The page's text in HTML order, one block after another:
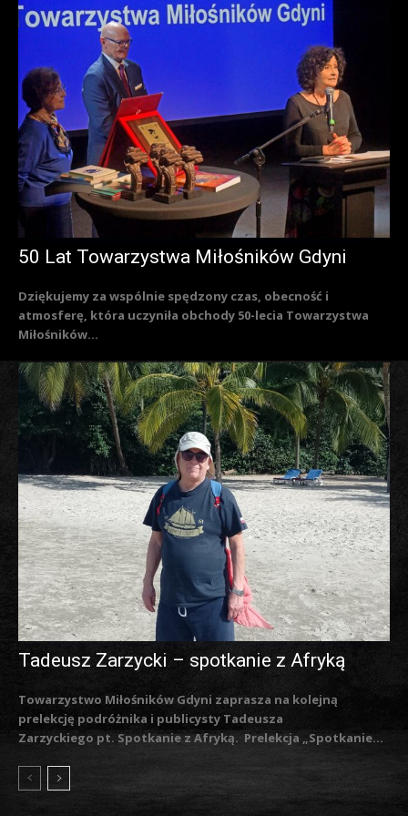
50 Lat Towarzystwa Miłośników Gdyni
Dziękujemy za wspólnie spędzony czas, obecność i
atmosferę, która uczyniła obchody 50-lecia Towarzystwa
Miłośników...
Tadeusz Zarzycki – spotkanie z Afryką
Towarzystwo Miłośników Gdyni zaprasza na kolejną
prelekcję podróżnika i publicysty Tadeusza
Zarzyckiego pt. Spotkanie z Afryką. Prelekcja „Spotkanie...